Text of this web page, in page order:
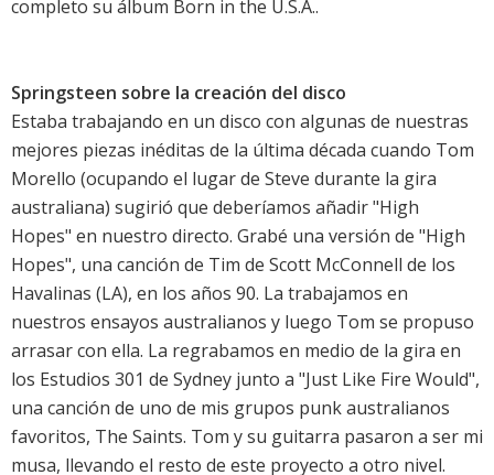
completo su álbum Born in the U.S.A..
Springsteen sobre la creación del disco
Estaba trabajando en un disco con algunas de nuestras
mejores piezas inéditas de la última década cuando Tom
Morello (ocupando el lugar de Steve durante la gira
australiana) sugirió que deberíamos añadir "High
Hopes" en nuestro directo. Grabé una versión de "High
Hopes", una canción de Tim de Scott McConnell de los
Havalinas (LA), en los años 90. La trabajamos en
nuestros ensayos australianos y luego Tom se propuso
arrasar con ella. La regrabamos en medio de la gira en
los Estudios 301 de Sydney junto a "Just Like Fire Would",
una canción de uno de mis grupos punk australianos
favoritos, The Saints. Tom y su guitarra pasaron a ser mi
musa, llevando el resto de este proyecto a otro nivel.